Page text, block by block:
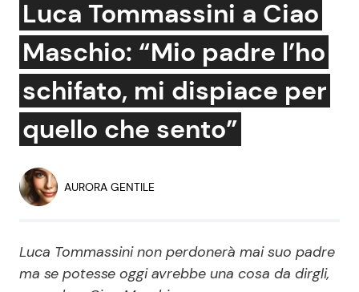
News e Cronaca
Attualità Italiana
Dal Mondo
Economia
Persone Scomparse
Politica
Gossip e TV
Bellezze VIP
Coppie VIP
Reality e Talent
Luca Tommassini a Ciao
Maschio: “Mio padre l’ho
schifato, mi dispiace per
quello che sento”
AURORA GENTILE
Luca Tommassini non perdonerà mai suo padre
ma se potesse oggi avrebbe una cosa da dirgli,